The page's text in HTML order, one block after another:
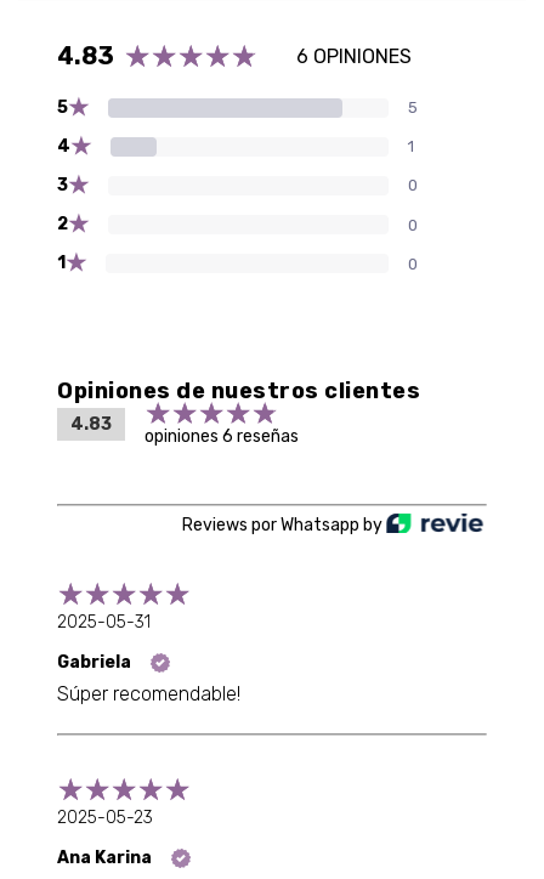
4.83 6 OPINIONES
5★ 5
4★ 1
3★ 0
2★ 0
1 ★ 0
Opiniones de nuestros clientes
4.83
opiniones 6 reseñas
Reviews por Whatsapp by
2025-05-31
Gabriela
Súper recomendable!
2025-05-23
Ana Karina